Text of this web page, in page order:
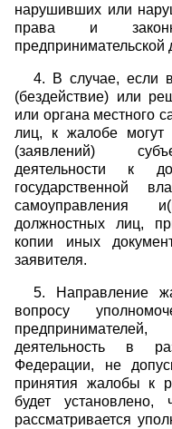
нарушивших или
права и
предпринимательской
4. В случае, если
(бездействие) или
или органа местного
лиц, к жалобе
(заявлений)
деятельности к
государственной
самоуправления
должностных лиц,
копии иных
заявителя.
5. Направление
вопросу
деятельность в
Федерации, не
принятия жалобы к
будет
рассматривается